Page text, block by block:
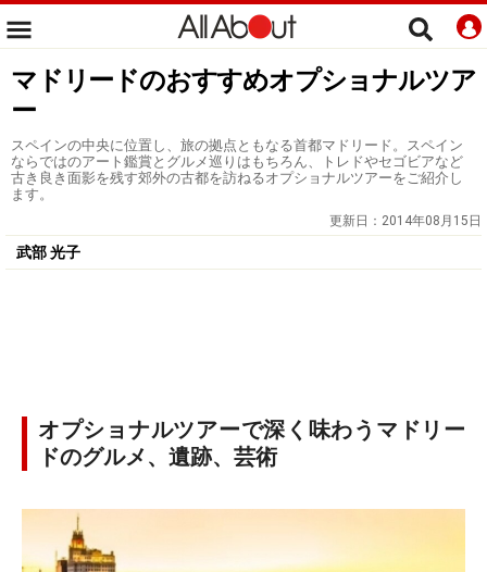
マドリードのおすすめオプショナルツア
ー
スペインの中央に位置し、旅の拠点ともなる首都マドリード。スペイン
ならではのアート鑑賞とグルメ巡りはもちろん、トレドやセゴビアなど
古き良き面影を残す郊外の古都を訪ねるオプショナルツアーをご紹介し
ます。
更新日： 2014年08月15日
武部 光子
オプショナルツアーで深く味わうマドリー
ドのグルメ、遺跡、芸術